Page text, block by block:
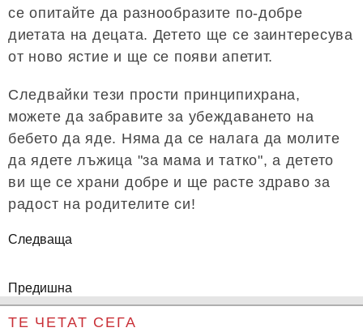
се опитайте да разнообразите по-добре
диетата на децата. Детето ще се заинтересува
от ново ястие и ще се появи апетит.
Следвайки тези прости принципихрана,
можете да забравите за убеждаването на
бебето да яде. Няма да се налага да молите
да ядете лъжица "за мама и татко", а детето
ви ще се храни добре и ще расте здраво за
радост на родителите си!
Следваща
Предишна
ТЕ ЧЕТАТ СЕГА